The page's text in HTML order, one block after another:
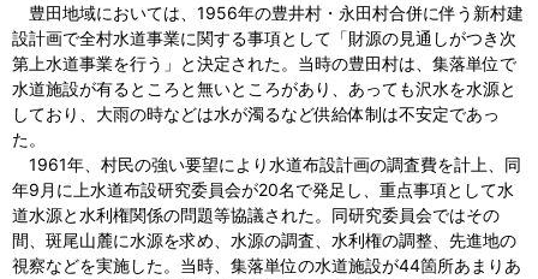
豊田地域においては、1956年の豊井村・永田村合併に伴う新村建
設計画で全村水道事業に関する事項として「財源の見通しがつき次
第上水道事業を行う」と決定された。当時の豊田村は、集落単位で
水道施設が有るところと無いところがあり、あっても沢水を水源と
しており、大雨の時などは水が濁るなど供給体制は不安定であっ
た。
1961年、村民の強い要望により水道布設計画の調査費を計上、同
年9月に上水道布設研究委員会が20名で発足し、重点事項として水
道水源と水利権関係の問題等協議された。同研究委員会ではその
間、斑尾山麓に水源を求め、水源の調査、水利権の調整、先進地の
視察などを実施した。当時、集落単位の水道施設が44箇所あまりあ